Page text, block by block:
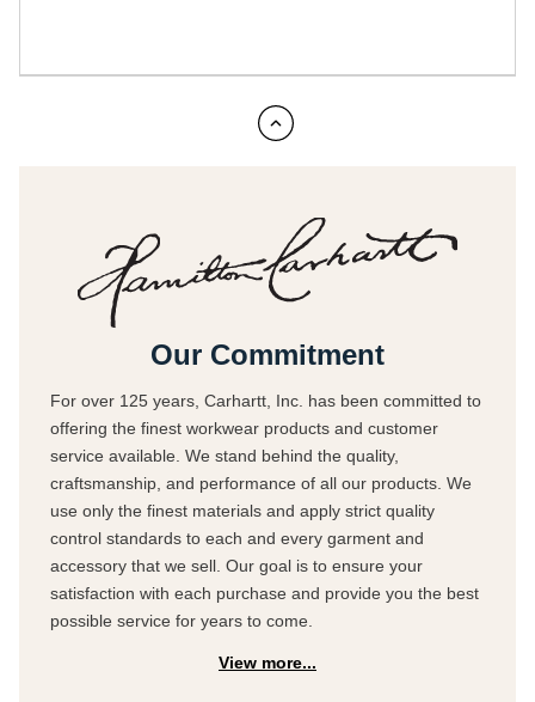
Our Commitment
For over 125 years, Carhartt, Inc. has been committed to
offering the finest workwear products and customer
service available. We stand behind the quality,
craftsmanship, and performance of all our products. We
use only the finest materials and apply strict quality
control standards to each and every garment and
accessory that we sell. Our goal is to ensure your
satisfaction with each purchase and provide you the best
possible service for years to come.
View more...